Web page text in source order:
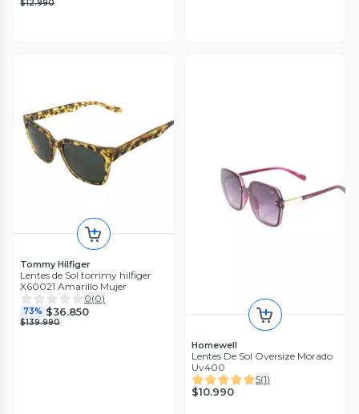
$12.990
Tommy Hilfiger
Lentes de Sol tommy hilfiger
X60021 Amarillo Mujer
0(0)
73% $36.850
$139.990
Homewell
Lentes De Sol Oversize Morado
Uv400
5(1)
$10.990